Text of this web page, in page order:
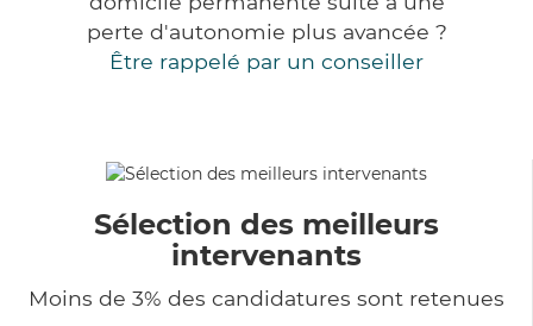
perte d'autonomie plus avancée ?
Être rappelé par un conseiller
Sélection des meilleurs
intervenants
Moins de 3% des candidatures sont retenues